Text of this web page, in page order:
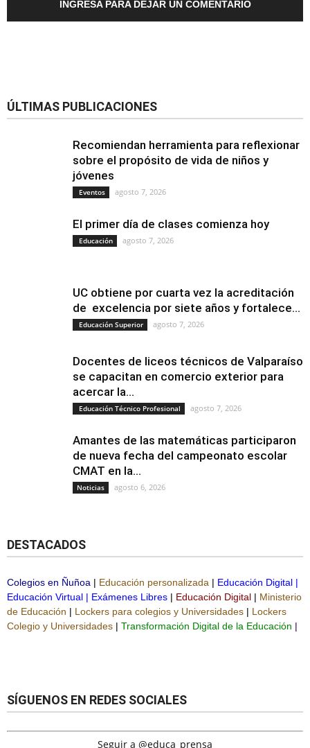
INGRESA PARA DEJAR UN COMENTARIO
ÚLTIMAS PUBLICACIONES
Recomiendan herramienta para reflexionar
sobre el propósito de vida de niños y
jóvenes
Eventos agosto 7, 2026
El primer día de clases comienza hoy
Educación agosto 7, 2026
UC obtiene por cuarta vez la acreditación
de excelencia por siete años y fortalece...
Educación Superior agosto 7, 2026
Docentes de liceos técnicos de Valparaíso
se capacitan en comercio exterior para
acercar la...
Educación Técnico Profesional agosto 7, 2026
Amantes de las matemáticas participaron
de nueva fecha del campeonato escolar
CMAT en la...
Noticias agosto 6, 2026
DESTACADOS
Colegios en Ñuñoa | Educación personalizada | Educación Digital |
Educación Virtual | Exámenes Libres | Educación Digital | Ministerio
de Educación | Lockers para colegios y Universidades | Lockers
Colegio y Universidades | Transformación Digital de la Educación |
SÍGUENOS EN REDES SOCIALES
Seguir a @educa_prensa